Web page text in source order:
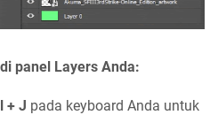
panel Layers Anda:
+ J pada keyboard Anda untuk